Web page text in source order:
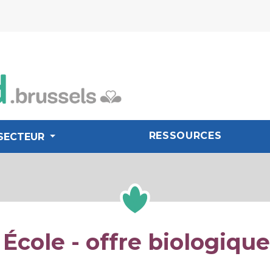
RESSOURCES
École - offre biologique